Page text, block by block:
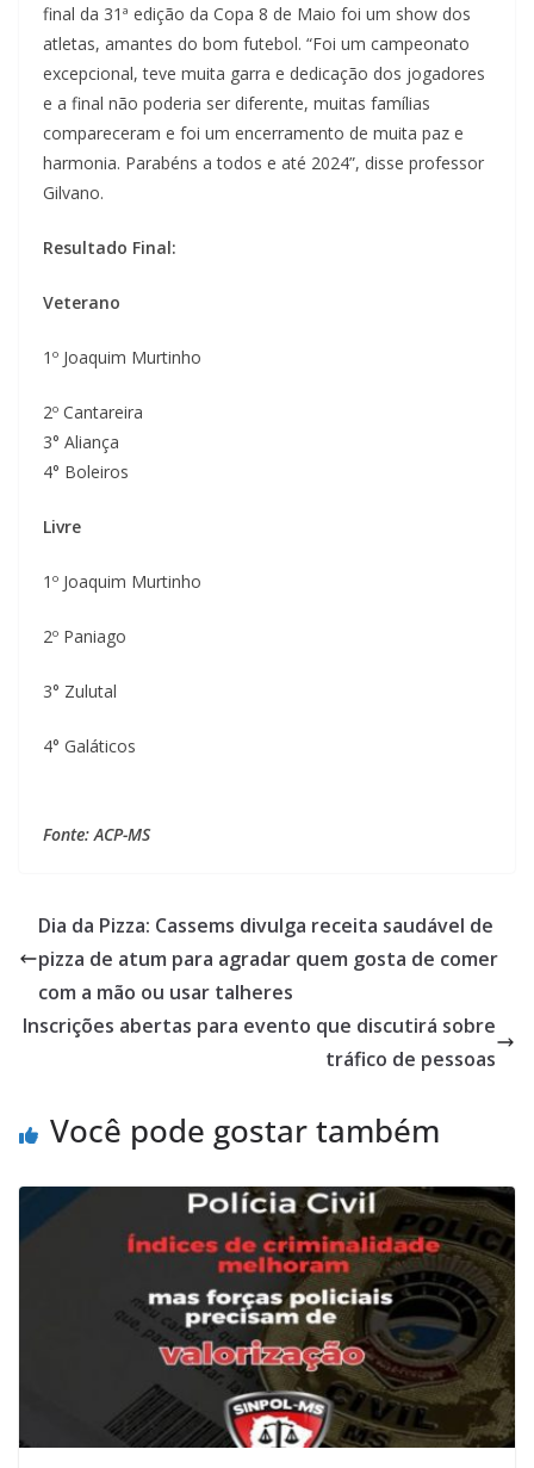
final da 31ª edição da Copa 8 de Maio foi um show dos
atletas, amantes do bom futebol. “Foi um campeonato
excepcional, teve muita garra e dedicação dos jogadores
e a final não poderia ser diferente, muitas famílias
compareceram e foi um encerramento de muita paz e
harmonia. Parabéns a todos e até 2024”, disse professor
Gilvano.
Resultado Final:
Veterano
1º Joaquim Murtinho
2º Cantareira
3° Aliança
4° Boleiros
Livre
1º Joaquim Murtinho
2º Paniago
3° Zulutal
4° Galáticos
Fonte: ACP-MS
Dia da Pizza: Cassems divulga receita saudável de
pizza de atum para agradar quem gosta de comer
com a mão ou usar talheres
Inscrições abertas para evento que discutirá sobre
tráfico de pessoas
Você pode gostar também